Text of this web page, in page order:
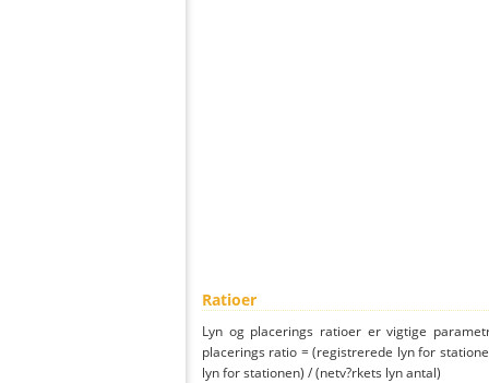
Ratioer
Lyn og placerings ratioer er vigtige
placerings ratio = (registrerede lyn for
lyn for stationen) / (netv?rkets lyn antal)